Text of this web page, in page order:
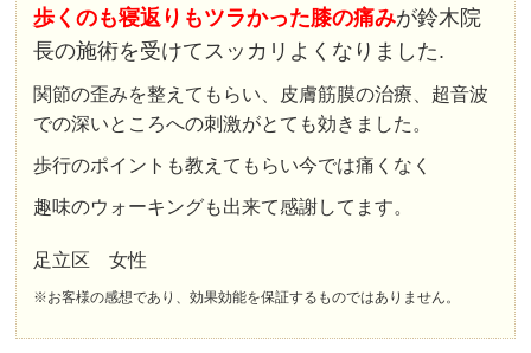
歩くのも寝返りもツラかった膝の痛みが鈴木院
長の施術を受けてスッカリよくなりました.
関節の歪みを整えてもらい、皮膚筋膜の治療、超音波
での深いところへの刺激がとても効きました。
歩行のポイントも教えてもらい今では痛くなく
趣味のウォーキングも出来て感謝してます。
足立区 女性
※お客様の感想であり、効果効能を保証するものではありません。